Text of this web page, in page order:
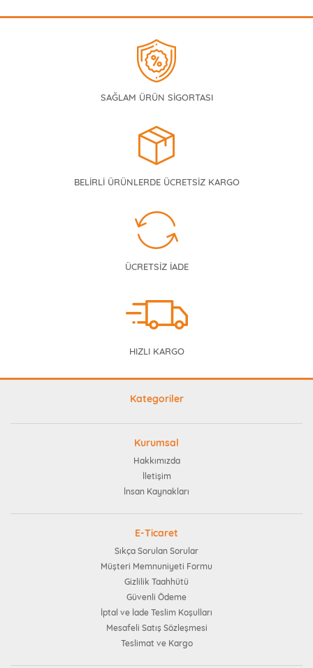
SAĞLAM ÜRÜN SİGORTASI
BELİRLİ ÜRÜNLERDE ÜCRETSİZ KARGO
ÜCRETSİZ İADE
HIZLI KARGO
Kategoriler
Kurumsal
Hakkımızda
İletişim
İnsan Kaynakları
E-Ticaret
Sıkça Sorulan Sorular
Müşteri Memnuniyeti Formu
Gizlilik Taahhütü
Güvenli Ödeme
İptal ve İade Teslim Koşulları
Mesafeli Satış Sözleşmesi
Teslimat ve Kargo